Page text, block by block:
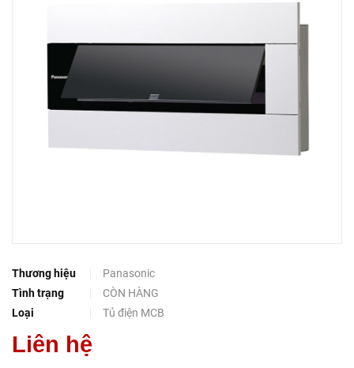
Thương hiệu
Panasonic
Tình trạng
CÒN HÀNG
Loại
Tủ điện MCB
Liên hệ